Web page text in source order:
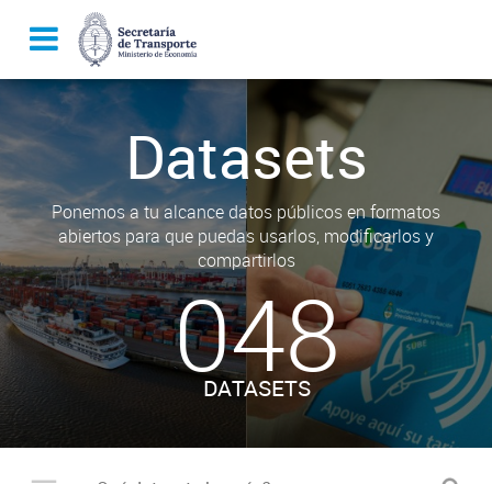
Datasets
Ponemos a tu alcance datos públicos en formatos
abiertos para que puedas usarlos, modificarlos y
compartirlos
048
DATASETS